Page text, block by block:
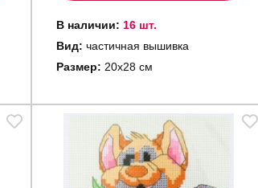
В наличии: 16 шт.
Вид: частичная вышивка
Размер: 20х28 см